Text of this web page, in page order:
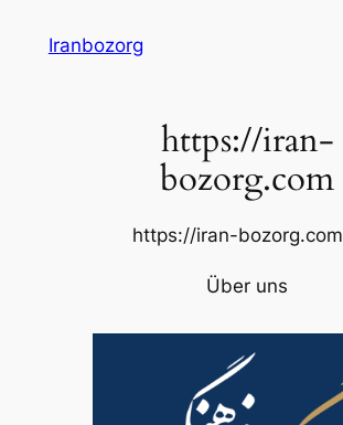
InhaltIranbozorg
https://iran-
bozorg.com
https://iran-bozorg.com
Über uns